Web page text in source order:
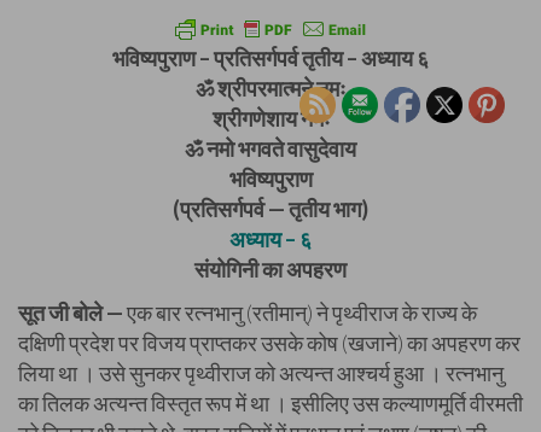
भविष्यपुराण – प्रतिसर्गपर्व तृतीय – अध्याय ६
ॐ श्रीपरमात्मने नमः
श्रीगणेशाय नमः
ॐ नमो भगवते वासुदेवाय
भविष्यपुराण
(प्रतिसर्गपर्व — तृतीय भाग)
अध्याय – ६
संयोगिनी का अपहरण
सूत जी बोले —एक बार रत्नभानु (रतीमान्) ने पृथ्वीराज के राज्य के
दक्षिणी प्रदेश पर विजय प्राप्तकर उसके कोष (खजाने) का अपहरण कर
लिया था । उसे सुनकर पृथ्वीराज को अत्यन्त आश्चर्य हुआ । रत्नभानु
का तिलक अत्यन्त विस्तृत रूप में था । इसीलिए उस कल्याणमूर्ति वीरमती